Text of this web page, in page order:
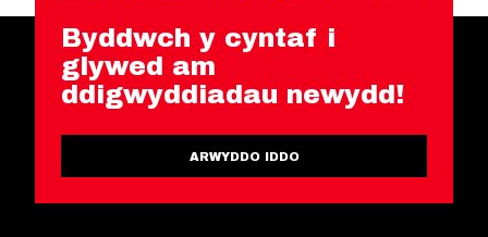
Byddwch y cyntaf i
glywed am
ddigwyddiadau newydd!
ARWYDDO IDDO